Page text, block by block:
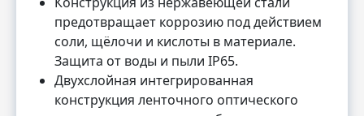
предотвращает коррозию под действием
соли, щёлочи и кислоты в материале.
Защита от воды и пыли IP65.
Двухслойная интегрированная
конструкция ленточного оптического